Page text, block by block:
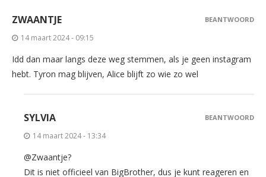
ZWAANTJE
14 maart 2024 - 09:15
Idd dan maar langs deze weg stemmen, als je geen instagram
hebt. Tyron mag blijven, Alice blijft zo wie zo wel
BEANTWOORD
SYLVIA
14 maart 2024 - 13:34
@Zwaantje?
Dit is niet officieel van BigBrother, dus je kunt reageren en
BEANTWOORD